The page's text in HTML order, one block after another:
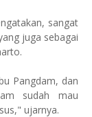
sangat
juga sebagai
Pangdam, dan
sudah mau
ujarnya.